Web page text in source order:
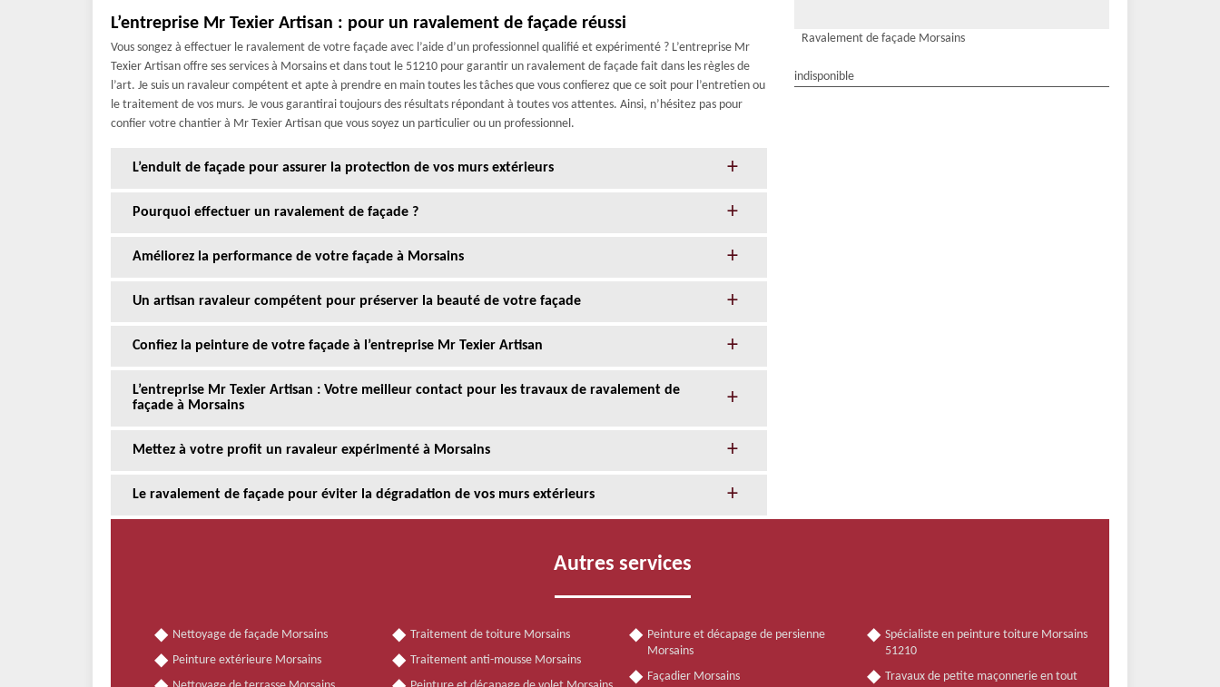
L’entreprise Mr Texier Artisan : pour un ravalement de façade réussi
Vous songez à effectuer le ravalement de votre façade avec l’aide d’un professionnel qualifié et expérimenté ? L’entreprise Mr
Texier Artisan offre ses services à Morsains et dans tout le 51210 pour garantir un ravalement de façade fait dans les règles de
l’art. Je suis un ravaleur compétent et apte à prendre en main toutes les tâches que vous confierez que ce soit pour l’entretien ou
le traitement de vos murs. Je vous garantirai toujours des résultats répondant à toutes vos attentes. Ainsi, n’hésitez pas pour
confier votre chantier à Mr Texier Artisan que vous soyez un particulier ou un professionnel.
L’enduit de façade pour assurer la protection de vos murs extérieurs
Pourquoi effectuer un ravalement de façade ?
Améliorez la performance de votre façade à Morsains
Un artisan ravaleur compétent pour préserver la beauté de votre façade
Confiez la peinture de votre façade à l’entreprise Mr Texier Artisan
L’entreprise Mr Texier Artisan : Votre meilleur contact pour les travaux de ravalement de
façade à Morsains
Mettez à votre profit un ravaleur expérimenté à Morsains
Le ravalement de façade pour éviter la dégradation de vos murs extérieurs
Ravalement de façade Morsains
indisponible
Autres services
Nettoyage de façade Morsains
Peinture extérieure Morsains
Traitement de toiture Morsains
Traitement anti-mousse Morsains
Peinture et décapage de persienne
Morsains
Façadier Morsains
Spécialiste en peinture toiture Morsains
51210
Travaux de petite maçonnerie en tout